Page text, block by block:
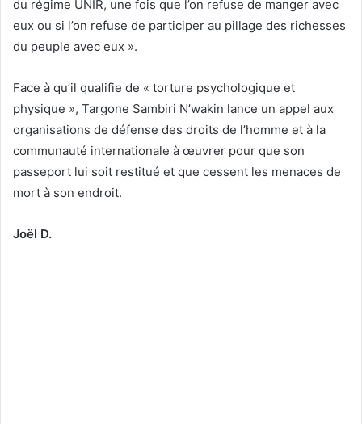
du régime UNIR, une fois que l’on refuse de manger avec
eux ou si l’on refuse de participer au pillage des richesses
du peuple avec eux ».
Face à qu’il qualifie de « torture psychologique et
physique », Targone Sambiri N’wakin lance un appel aux
organisations de défense des droits de l’homme et à la
communauté internationale à œuvrer pour que son
passeport lui soit restitué et que cessent les menaces de
mort à son endroit.
Joël D.